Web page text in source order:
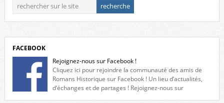
FACEBOOK
Rejoignez-nous sur Facebook !
Cliquez ici pour rejoindre la communauté des amis de
Romans Historique sur Facebook ! Un lieu d’actualités,
d’échanges et de partages ! Rejoignez-nous sur